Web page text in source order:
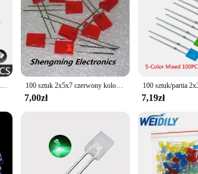
Elektronów 2x3x4 2x5x7 kwadratowa 5-kolor krótki nogi światła-dioda emitująca LED w linii koraliki do lampy box/w workach dla Arduino Diy Kit 100 sztuk 2x5x7 czerwony kolor Led 120deg rozproszone 1.9 ~ 2.3V 200mcd 2*5*7 MM
7,00zł 7,19zł